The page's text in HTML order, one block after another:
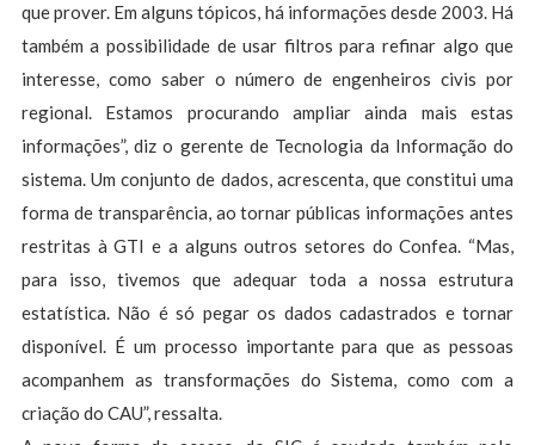
que prover. Em alguns tópicos, há informações desde 2003. Há
também a possibilidade de usar filtros para refinar algo que
interesse, como saber o número de engenheiros civis por
regional. Estamos procurando ampliar ainda mais estas
informações”, diz o gerente de Tecnologia da Informação do
sistema. Um conjunto de dados, acrescenta, que constitui uma
forma de transparência, ao tornar públicas informações antes
restritas à GTI e a alguns outros setores do Confea. “Mas,
para isso, tivemos que adequar toda a nossa estrutura
estatística. Não é só pegar os dados cadastrados e tornar
disponível. É um processo importante para que as pessoas
acompanhem as transformações do Sistema, como com a
criação do CAU”, ressalta.